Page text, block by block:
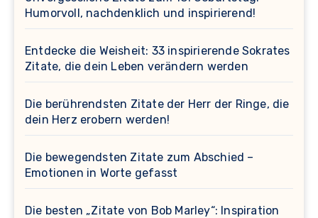
Humorvoll, nachdenklich und inspirierend!
Entdecke die Weisheit: 33 inspirierende Sokrates
Zitate, die dein Leben verändern werden
Die berührendsten Zitate der Herr der Ringe, die
dein Herz erobern werden!
Die bewegendsten Zitate zum Abschied –
Emotionen in Worte gefasst
Die besten „Zitate von Bob Marley“: Inspiration